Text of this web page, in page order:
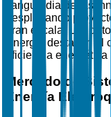
vanguardia de las
desplegando
gran escala. Los
Energía destacan
eficiencia
Mercado de
Energía